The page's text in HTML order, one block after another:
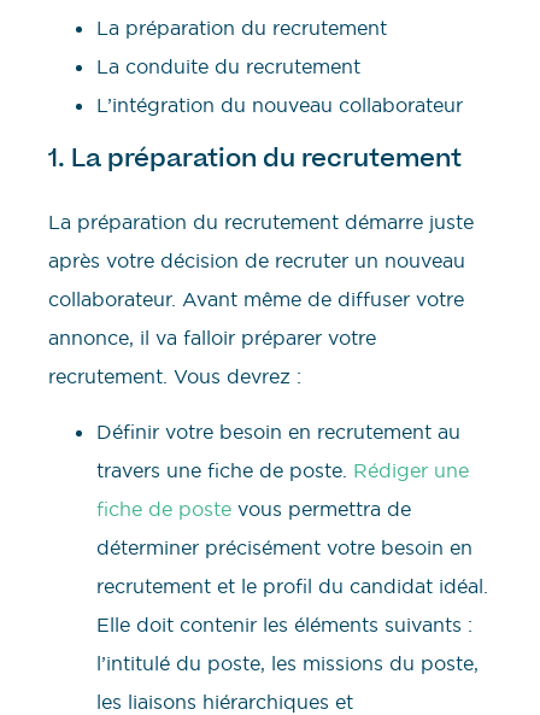
La préparation du recrutement
La conduite du recrutement
L’intégration du nouveau collaborateur
1. La préparation du recrutement
La préparation du recrutement démarre juste
après votre décision de recruter un nouveau
collaborateur. Avant même de diffuser votre
annonce, il va falloir préparer votre
recrutement. Vous devrez :
Définir votre besoin en recrutement au
travers une fiche de poste. Rédiger une
fiche de poste vous permettra de
déterminer précisément votre besoin en
recrutement et le profil du candidat idéal.
Elle doit contenir les éléments suivants :
l’intitulé du poste, les missions du poste,
les liaisons hiérarchiques et